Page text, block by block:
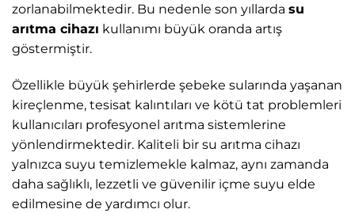
zorlanabilmektedir. Bu nedenle son yıllarda su
arıtma cihazı kullanımı büyük oranda artış
göstermiştir.
Özellikle büyük şehirlerde şebeke sularında yaşanan
kireçlenme, tesisat kalıntıları ve kötü tat problemleri
kullanıcıları profesyonel arıtma sistemlerine
yönlendirmektedir. Kaliteli bir su arıtma cihazı
yalnızca suyu temizlemekle kalmaz, aynı zamanda
daha sağlıklı, lezzetli ve güvenilir içme suyu elde
edilmesine de yardımcı olur.